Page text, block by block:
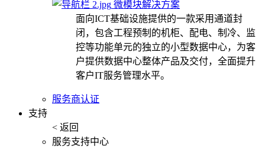
微模块解决方案
面向ICT基础设施提供的一款采用通道封
闭，包含工程预制的机柜、配电、制冷、监
控等功能单元的独立的小型数据中心，为客
户提供数据中心整体产品及交付，全面提升
客户IT服务管理水平。
服务商认证
支持
< 返回
服务支持中心